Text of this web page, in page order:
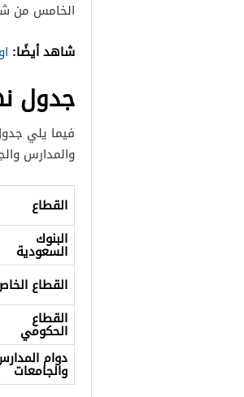
الخامس من شوال
شاهد أيضًا:
جدول
والمدارس والجامعات لعام
القطاع
البنوك
السعودية
القطاع
القطاع
الحكومي
دوام
والجامعات